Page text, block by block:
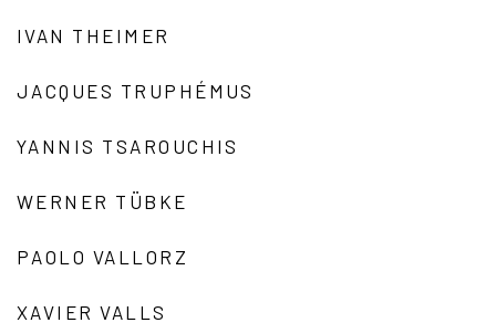
IVAN THEIMER
JACQUES TRUPHÉMUS
YANNIS TSAROUCHIS
WERNER TÜBKE
PAOLO VALLORZ
XAVIER VALLS